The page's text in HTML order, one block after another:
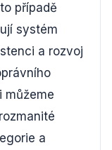
případě
systém
a rozvoj
můžeme
a